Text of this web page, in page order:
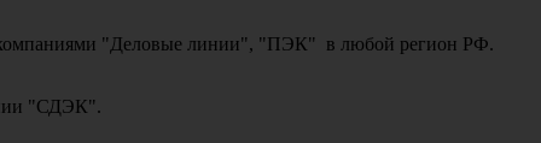
компаниями "Деловые линии", "ПЭК" в любой регион РФ.
"СДЭК".